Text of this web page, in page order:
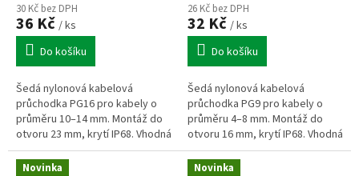
30 Kč bez DPH
36 Kč / ks
Do košíku
Šedá nylonová kabelová
průchodka PG16 pro kabely o
průměru 10–14 mm. Montáž do
otvoru 23 mm, krytí IP68. Vhodná
pro vstup kabelů do
rozvaděčové skříně.
26 Kč bez DPH
32 Kč / ks
Do košíku
Šedá nylonová kabelová
průchodka PG9 pro kabely o
průměru 4–8 mm. Montáž do
otvoru 16 mm, krytí IP68. Vhodná
pro vstup kabelů do
rozvaděčové skříně.
Novinka Novinka